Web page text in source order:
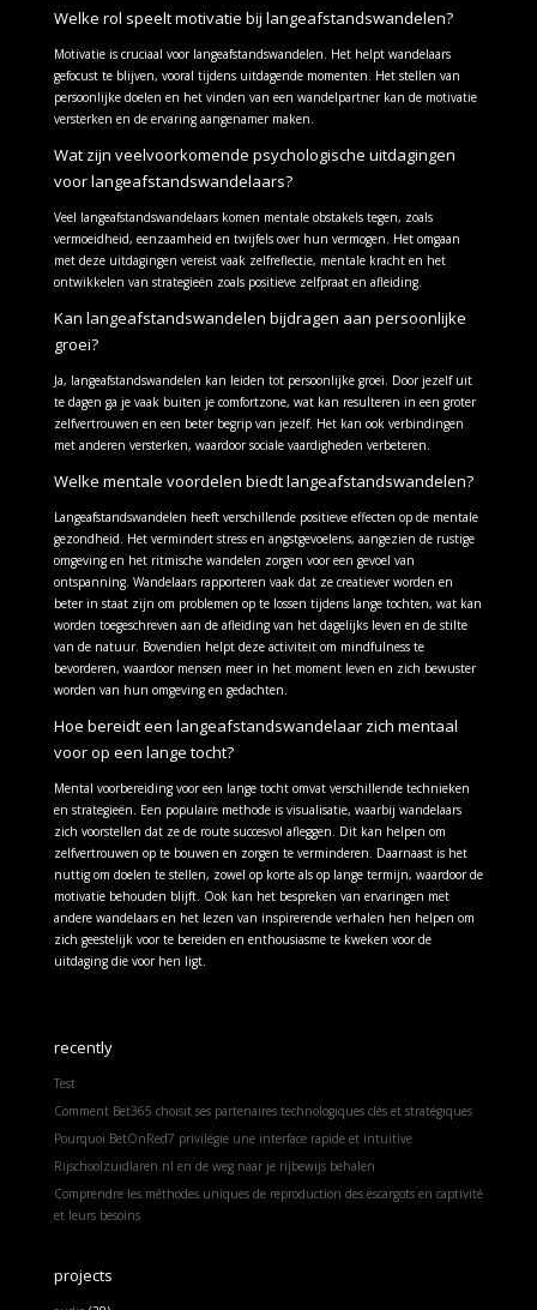
Welke rol speelt motivatie bij langeafstandswandelen?
Motivatie is cruciaal voor langeafstandswandelen. Het helpt wandelaars
gefocust te blijven, vooral tijdens uitdagende momenten. Het stellen van
persoonlijke doelen en het vinden van een wandelpartner kan de motivatie
versterken en de ervaring aangenamer maken.
Wat zijn veelvoorkomende psychologische uitdagingen
voor langeafstandswandelaars?
Veel langeafstandswandelaars komen mentale obstakels tegen, zoals
vermoeidheid, eenzaamheid en twijfels over hun vermogen. Het omgaan
met deze uitdagingen vereist vaak zelfreflectie, mentale kracht en het
ontwikkelen van strategieën zoals positieve zelfpraat en afleiding.
Kan langeafstandswandelen bijdragen aan persoonlijke
groei?
Ja, langeafstandswandelen kan leiden tot persoonlijke groei. Door jezelf uit
te dagen ga je vaak buiten je comfortzone, wat kan resulteren in een groter
zelfvertrouwen en een beter begrip van jezelf. Het kan ook verbindingen
met anderen versterken, waardoor sociale vaardigheden verbeteren.
Welke mentale voordelen biedt langeafstandswandelen?
Langeafstandswandelen heeft verschillende positieve effecten op de mentale
gezondheid. Het vermindert stress en angstgevoelens, aangezien de rustige
omgeving en het ritmische wandelen zorgen voor een gevoel van
ontspanning. Wandelaars rapporteren vaak dat ze creatiever worden en
beter in staat zijn om problemen op te lossen tijdens lange tochten, wat kan
worden toegeschreven aan de afleiding van het dagelijks leven en de stilte
van de natuur. Bovendien helpt deze activiteit om mindfulness te
bevorderen, waardoor mensen meer in het moment leven en zich bewuster
worden van hun omgeving en gedachten.
Hoe bereidt een langeafstandswandelaar zich mentaal
voor op een lange tocht?
Mental voorbereiding voor een lange tocht omvat verschillende technieken
en strategieën. Een populaire methode is visualisatie, waarbij wandelaars
zich voorstellen dat ze de route succesvol afleggen. Dit kan helpen om
zelfvertrouwen op te bouwen en zorgen te verminderen. Daarnaast is het
nuttig om doelen te stellen, zowel op korte als op lange termijn, waardoor de
motivatie behouden blijft. Ook kan het bespreken van ervaringen met
andere wandelaars en het lezen van inspirerende verhalen hen helpen om
zich geestelijk voor te bereiden en enthousiasme te kweken voor de
uitdaging die voor hen ligt.
recently
Test
Comment Bet365 choisit ses partenaires technologiques clés et stratégiques
Pourquoi BetOnRed7 privilégie une interface rapide et intuitive
Rijschoolzuidlaren.nl en de weg naar je rijbewijs behalen
Comprendre les méthodes uniques de reproduction des escargots en captivité
et leurs besoins
projects